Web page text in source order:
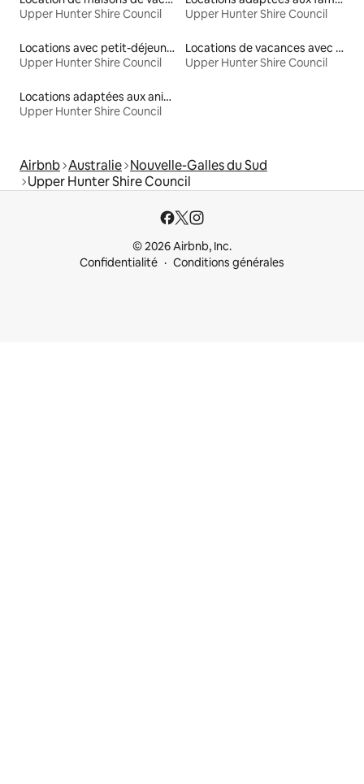
Upper Hunter Shire Council
Upper Hunter Shire Council
Locations avec petit-déjeuner
Upper Hunter Shire Council
Locations de vacances avec piscine
Upper Hunter Shire Council
Locations adaptées aux animaux
Upper Hunter Shire Council
Airbnb Australie Nouvelle-Galles du Sud
Upper Hunter Shire Council
© 2026 Airbnb, Inc.
Confidentialité
Conditions générales